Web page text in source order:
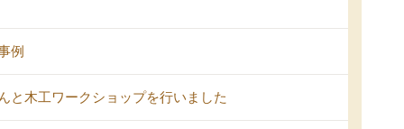
例
と木工ワークショップを行いました